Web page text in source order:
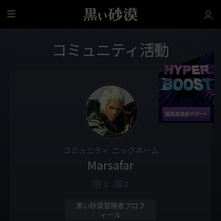
全
体
コミュニティ活動
コミュニティ ニックネーム
Marsafar
1 2
黒い砂漠冒険者プロフ
ィール